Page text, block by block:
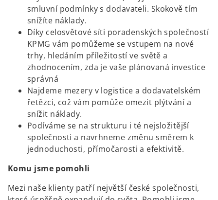
smluvní podmínky s dodavateli. Skokově tím
snížíte náklady.
Díky celosvětové síti poradenských společností
KPMG vám pomůžeme se vstupem na nové
trhy, hledáním příležitostí ve světě a
zhodnocením, zda je vaše plánovaná investice
správná
Najdeme mezery v logistice a dodavatelském
řetězci, což vám pomůže omezit plýtvání a
snížit náklady.
Podíváme se na strukturu i té nejsložitější
společnosti a navrhneme změnu směrem k
jednoduchosti, přímočarosti a efektivitě.
Komu jsme pomohli
Mezi naše klienty patří největší české společnosti,